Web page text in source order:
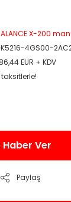
X-200
4GS00-
EUR + KDV
Haber Ver
Paylaş